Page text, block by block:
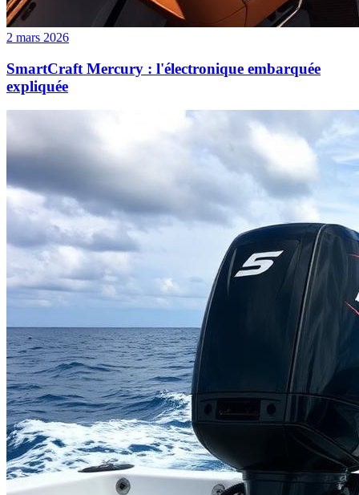
2 mars 2026
SmartCraft Mercury : l'électronique embarquée
expliquée